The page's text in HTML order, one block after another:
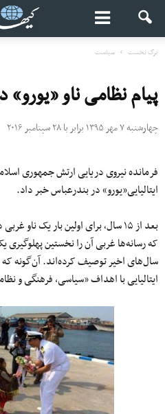
برگ نخست سیاست
پیام نظامی ناو «یورو»
چهارشنبه ۷ مهر ۱۳۹۵ برابر با ۲۸ سپتامبر ۲۰۱۶
فرمانده نیروی دریایی ارتش جمهوری
ایتالیایی«یورو» در بندرعباس خبر داد.
بعد از ۱۵ سال٬ برای اولین بار
که رسانه‌ها غربی آن را نخستین
سال‌های اخیر توصیف کرده‌اند. آن‌گونه که
ایتالیایی با اهداف «سیاسی، فرهنگی و